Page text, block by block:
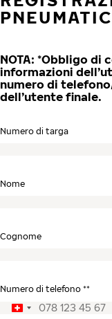
NOTA: *Obbligo di
informazioni
numero di
dell’utente finale.
Numero di targa
Nome
Cognome
Numero di telefono **